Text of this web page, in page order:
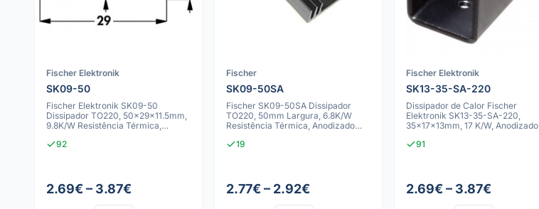
Fischer Elektronik
SK09-50
Fischer Elektronik SK09-50
Dissipador TO220, 50x29x11.5mm,
9.8K/W Resistência Térmica,
92
2.69€ – 3.87€
Fischer
SK09-50SA
Fischer SK09-50SA Dissipador
TO220, 50mm Largura, 6.8K/W
Resistência Térmica, Anodizado
19
2.77€ – 2.92€
Fischer Elektronik
SK13-35-SA-220
Dissipador de Calor Fischer
Elektronik SK13-35-SA-220,
35x17x13mm, 17 K/W, Anodizado
91
2.69€ – 3.87€